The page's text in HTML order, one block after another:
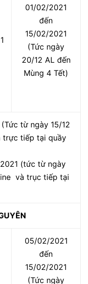
01/02/2021
đến
15/02/2021
(Tức ngày
20/12 AL đến
Mùng 4 Tết)
từ ngày 15/12
trực tiếp tại quầy
(tức từ ngày
và trục tiếp tại
05/02/2021
đến
15/02/2021
(Tức ngày